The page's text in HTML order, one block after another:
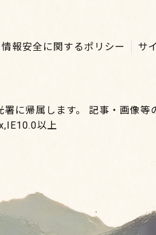
情報安全に関するポリシー サ
に帰属します。 記事・画像等
以上